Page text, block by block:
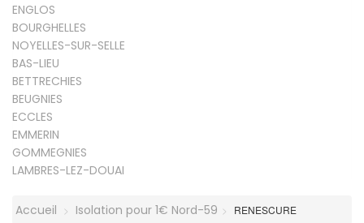
ENGLOS
BOURGHELLES
NOYELLES-SUR-SELLE
BAS-LIEU
BETTRECHIES
BEUGNIES
ECCLES
EMMERIN
GOMMEGNIES
LAMBRES-LEZ-DOUAI
Accueil Isolation pour 1€ Nord-59 RENESCURE